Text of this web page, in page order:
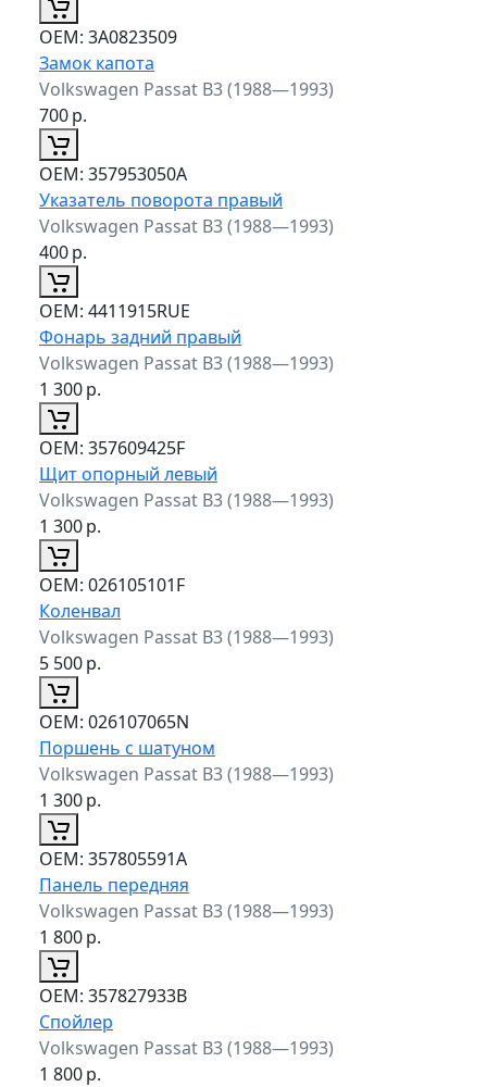
ОЕМ: 3A0823509
Замок капота
Volkswagen Passat B3 (1988—1993)
700р.
ОЕМ: 357953050A
Указатель поворота правый
Volkswagen Passat B3 (1988—1993)
400р.
ОЕМ: 4411915RUE
Фонарь задний правый
Volkswagen Passat B3 (1988—1993)
1 300р.
ОЕМ: 357609425F
Щит опорный левый
Volkswagen Passat B3 (1988—1993)
1 300р.
ОЕМ: 026105101F
Коленвал
Volkswagen Passat B3 (1988—1993)
5 500р.
ОЕМ: 026107065N
Поршень с шатуном
Volkswagen Passat B3 (1988—1993)
1 300р.
ОЕМ: 357805591A
Панель передняя
Volkswagen Passat B3 (1988—1993)
1 800р.
ОЕМ: 357827933B
Спойлер
Volkswagen Passat B3 (1988—1993)
1 800р.